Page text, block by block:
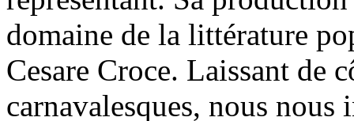
domaine de la littérature
Cesare Croce. Laissant de
carnavalesques, nous